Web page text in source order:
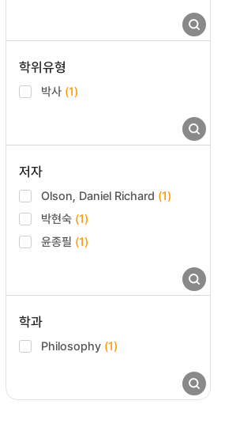
학위유형
박사 (1)
저자
Olson, Daniel Richard (1)
박현숙 (1)
윤종필 (1)
학과
Philosophy (1)